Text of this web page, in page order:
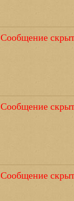
Сообщение
Сообщение
Сообщение